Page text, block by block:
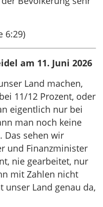
6:29)
am 11. Juni 2026
Land machen,
11/12 Prozent, oder
eigentlich nur bei
man noch keine
Das sehen wir
und Finanzminister
nie gearbeitet, nur
mit Zahlen nicht
unser Land genau da,